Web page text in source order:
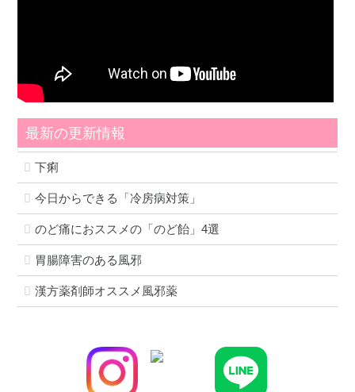
最新の更新情報
下痢
今日からできる「冷房病対策」
のど痛におススメの「のど飴」4選
胃腸障害のある風邪
漢方薬剤師オススメ風邪薬